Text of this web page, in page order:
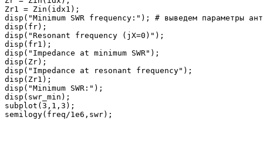
Zr1 = Zin(idx1);
disp("Minimum SWR frequency:"); # выведем параметры
disp(fr);
disp("Resonant frequency (jX=0)");
disp(fr1);
disp("Impedance at minimum SWR");
disp(Zr);
disp("Impedance at resonant frequency");
disp(Zr1);
disp("Minimum SWR:");
disp(swr_min);
subplot(3,1,3);